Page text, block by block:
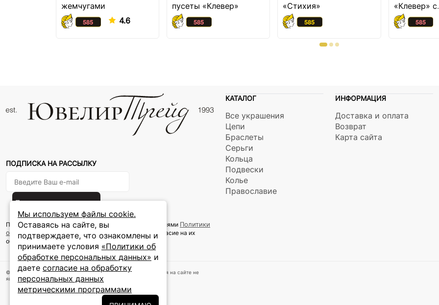
жемчугами
4.6
пусеты «Клевер»
«Стихия»
«Клевер» с
Мы используем файлы cookie.
Оставаясь на сайте, вы
подтверждаете, что ознакомлены и
принимаете условия «Политики об
обработке персональных данных» и
даете согласие на обработку
персональных данных
метрическими программами
ПОДПИСКА НА РАССЫЛКУ
Подписаться на новости
Подписываясь на рассылку, вы соглашаетесь с условиями Политики
обработки персональных данныхи даёте своё согласие на их
обработку
КАТАЛОГ
Все украшения
Цепи
Браслеты
Серьги
Кольца
Подвески
Колье
Православие
ИНФОРМАЦИЯ
Доставка и оплата
Возврат
Карта сайта
© 2024 ООО «Ювелир Трейд».Все права защищены. Информация на сайте не
является публичной офертой